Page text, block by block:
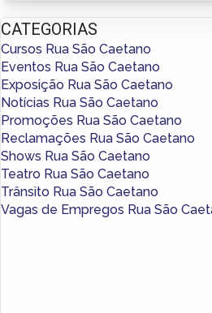
CATEGORIAS
Cursos Rua São Caetano
Eventos Rua São Caetano
Exposição Rua São Caetano
Notícias Rua São Caetano
Promoções Rua São Caetano
Reclamações Rua São Caetano
Shows Rua São Caetano
Teatro Rua São Caetano
Trânsito Rua São Caetano
Vagas de Empregos Rua São